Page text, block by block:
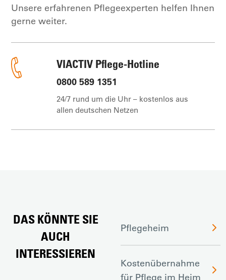
Unsere erfahrenen Pflegeexperten helfen Ihnen
gerne weiter.
VIACTIV Pflege-Hotline
0800 589 1351
24/7 rund um die Uhr – kostenlos aus
allen deutschen Netzen
DAS KÖNNTE SIE
AUCH
INTERESSIEREN
Pflegeheim
Kostenübernahme
für Pflege im Heim